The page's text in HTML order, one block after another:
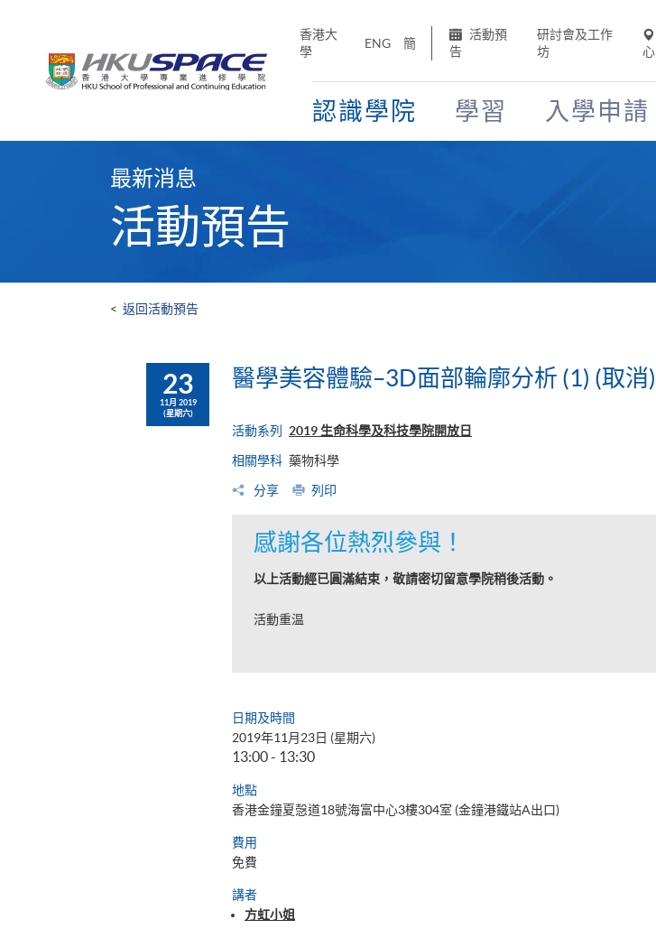
香港大
學
ENG 簡
活動預
告
研討會及工作
坊
心
認識學院 學習 入學申請
最新消息
活動預告
< 返回活動預告
23
11月 2019
(星期六)
醫學美容體驗–3D面部輪廓分析 (1) (取消)
活動系列 2019 生命科學及科技學院開放日
相關學科 藥物科學
分享 列印
感謝各位熱烈參與！
以上活動經已圓滿結束，敬請密切留意學院稍後活動。
活動重温
日期及時間
2019年11月23日 (星期六)
13:00 - 13:30
地點
香港金鐘夏愨道18號海富中心3樓304室 (金鐘港鐵站A出口)
費用
免費
講者
方虹小姐